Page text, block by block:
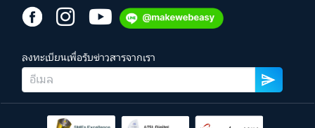
ลงทะเบียนเพื่อรับข่าวสารจากเรา